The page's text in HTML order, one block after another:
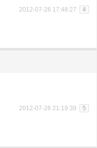
2012-07-26 17:48:27 4
2012-07-26 21:19:39 5